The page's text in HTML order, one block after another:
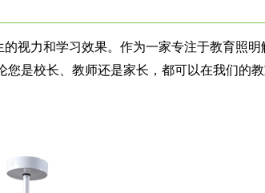
视力和学习效果。作为一家专注于教育照明
您是校长、教师还是家长，都可以在我们的